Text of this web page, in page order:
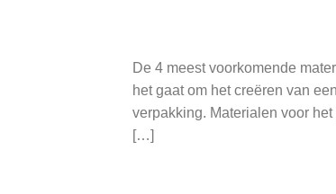
De 4 meest voorkomende
het gaat om het creëren van
verpakking. Materialen voor
[…]